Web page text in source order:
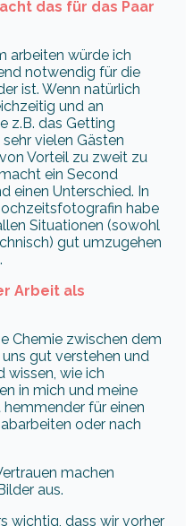
das für das Paar
arbeiten würde ich
notwendig für die
ist. Wenn natürlich
und an
z.B. das Getting
vielen Gästen
Vorteil zu zweit zu
ein Second
einen Unterschied. In
habe
Situationen (sowohl
gut umzugehen
Arbeit als
Chemie zwischen dem
uns gut verstehen und
wissen, wie ich
in mich und meine
für einen
oder nach
machen
aus.
wichtig, dass wir vorher